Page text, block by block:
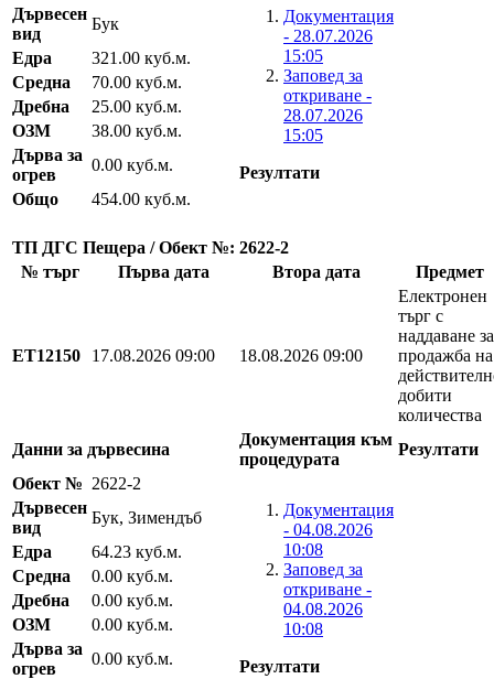
Документация
- 28.07.2026
15:05
Заповед за
откриване -
28.07.2026
15:05
Резултати
Дървесен
вид
Бук
Едра
321.00 куб.м.
Средна
70.00 куб.м.
Дребна
25.00 куб.м.
ОЗМ
38.00 куб.м.
Дърва за
огрев
0.00 куб.м.
Общо
454.00 куб.м.
ТП ДГС Пещера / Обект №: 2622-2
№ търг
Първа дата Втора дата Предмет
EТ12150 17.08.2026 09:00 18.08.2026 09:00
Електронен
търг с
наддаване за
продажба на
добити
количества
Данни за дървесина
Документация към
процедурата
Резултати
Обект № 2622-2
Документация
- 04.08.2026
10:08
Заповед за
откриване -
04.08.2026
10:08
Резултати
Дървесен
вид
Бук, Зимендъб
Едра
64.23 куб.м.
Средна
0.00 куб.м.
Дребна
0.00 куб.м.
ОЗМ
0.00 куб.м.
Дърва за
огрев
0.00 куб.м.